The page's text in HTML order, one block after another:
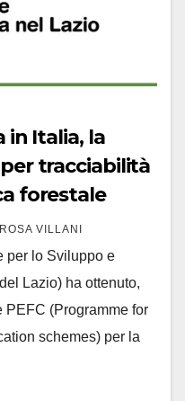
in Italia, la
tracciabilità
forestale
VILLANI
per lo Sviluppo e
Lazio) ha ottenuto,
PEFC (Programme for
schemes) per la